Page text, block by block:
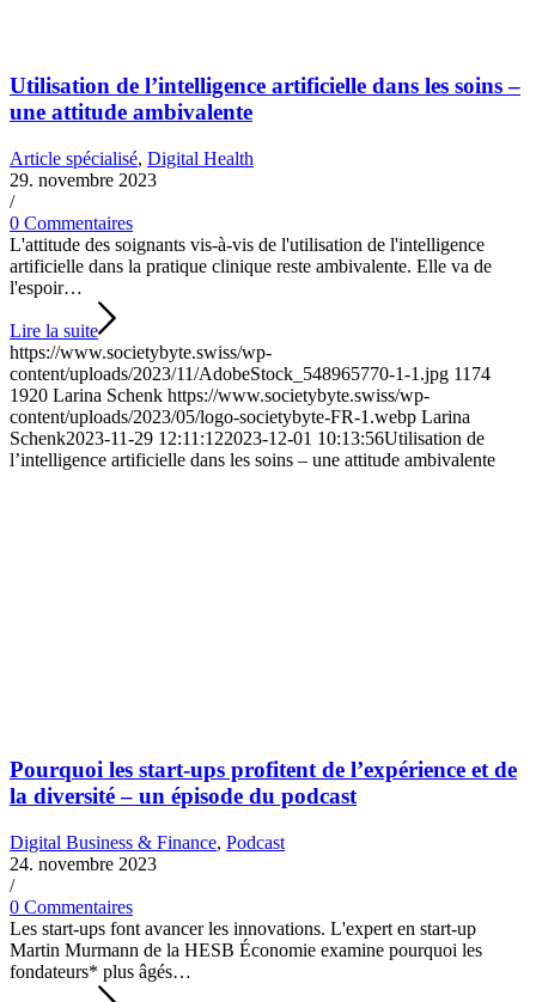
Utilisation de l’intelligence artificielle dans les soins –
une attitude ambivalente
Article spécialisé, Digital Health
29. novembre 2023
/
0 Commentaires
L'attitude des soignants vis-à-vis de l'utilisation de l'intelligence
artificielle dans la pratique clinique reste ambivalente. Elle va de
l'espoir…
Lire la suite
https://www.societybyte.swiss/wp-
content/uploads/2023/11/AdobeStock_548965770-1-1.jpg 1174
1920 Larina Schenk https://www.societybyte.swiss/wp-
content/uploads/2023/05/logo-societybyte-FR-1.webp Larina
Schenk2023-11-29 12:11:122023-12-01 10:13:56Utilisation de
l’intelligence artificielle dans les soins – une attitude ambivalente
Pourquoi les start-ups profitent de l’expérience et de
la diversité – un épisode du podcast
Digital Business & Finance, Podcast
24. novembre 2023
/
0 Commentaires
Les start-ups font avancer les innovations. L'expert en start-up
Martin Murmann de la HESB Économie examine pourquoi les
fondateurs* plus âgés…